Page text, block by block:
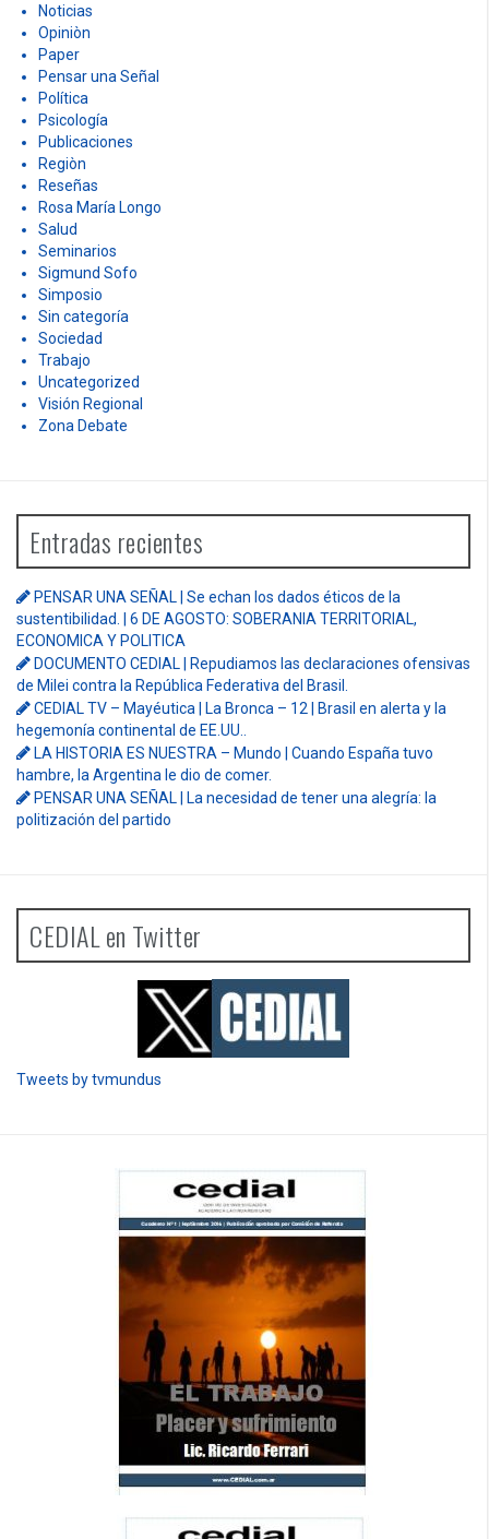
Noticias
Opiniòn
Paper
Pensar una Señal
Política
Psicología
Publicaciones
Regiòn
Reseñas
Rosa María Longo
Salud
Seminarios
Sigmund Sofo
Simposio
Sin categoría
Sociedad
Trabajo
Uncategorized
Visión Regional
Zona Debate
Entradas recientes
PENSAR UNA SEÑAL | Se echan los dados éticos de la
sustentibilidad. | 6 DE AGOSTO: SOBERANIA TERRITORIAL,
ECONOMICA Y POLITICA
DOCUMENTO CEDIAL | Repudiamos las declaraciones ofensivas
de Milei contra la República Federativa del Brasil.
CEDIAL TV – Mayéutica | La Bronca – 12 | Brasil en alerta y la
hegemonía continental de EE.UU..
LA HISTORIA ES NUESTRA – Mundo | Cuando España tuvo
hambre, la Argentina le dio de comer.
PENSAR UNA SEÑAL | La necesidad de tener una alegría: la
politización del partido
CEDIAL en Twitter
Tweets by tvmundus